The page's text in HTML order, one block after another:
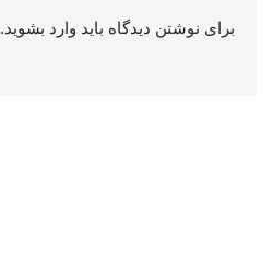
برای نوشتن دیدگاه باید وارد بشوید.